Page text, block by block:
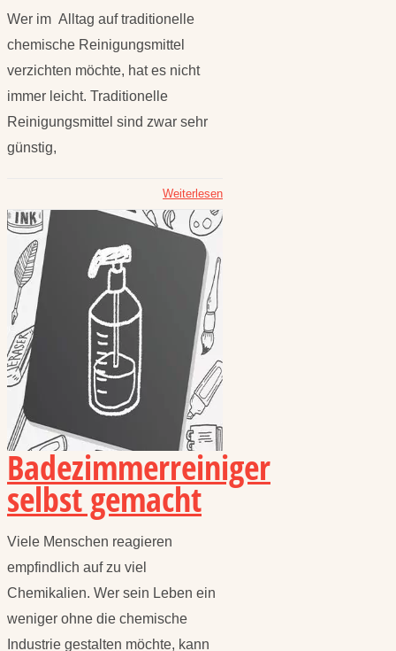
Wer im Alltag auf traditionelle
chemische Reinigungsmittel
verzichten möchte, hat es nicht
immer leicht. Traditionelle
Reinigungsmittel sind zwar sehr
günstig,
Weiterlesen
Badezimmerreiniger
selbst gemacht
Viele Menschen reagieren
empfindlich auf zu viel
Chemikalien. Wer sein Leben ein
weniger ohne die chemische
Industrie gestalten möchte, kann